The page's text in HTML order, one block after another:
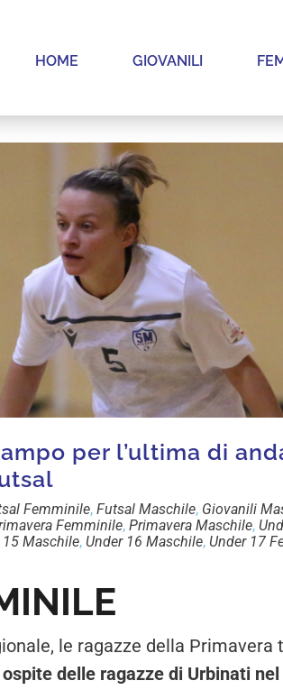
HOME GIOVANILI
per l’ultima di
Femminile, Futsal Maschile, Giovanili
Femminile, Primavera Maschile,
15 Maschile, Under 16 Maschile, Under 17
le ragazze della Primavera
delle ragazze di Urbinati